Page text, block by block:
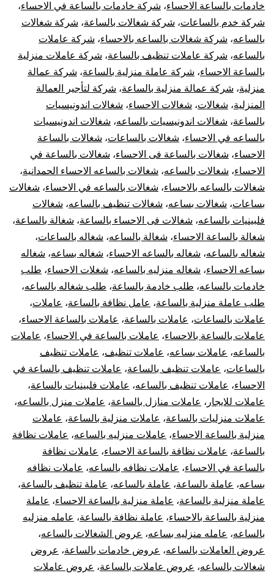
خادمات بالساعة الاحساء، شركة خادمات بالساعة في الاحساء،
شركة خدم بالساعات، شركة شغالات بالساعة، شركة شغالات
بالساعه، شركة شغالات بالساعه بالاحساء، شركة عاملات
بالساعه، شركة عاملات تنظيف بالساعة، شركة عاملات منزلية
بالساعة الاحساء، شركة عاملة منزلية بالساعة، شركة عمالة
منزلية، شركة عمالة منزلية بالساعة، شركة لتأجير العمالة
المنزلية، شغالات، شغالات الاحساء، شغالات اندونيسيات
بالساعة، شغالات اندونيسيات بالساعه، شغالات اندونيسيات
بالساعه في الاحساء، شغالات بالساعات، شغالات بالساعة
الاحساء، شغالات بالساعة فى الاحساء، شغالات بالساعة في
الاحساء، شغالات بالساعه، شغالات بالساعه الاحساء الحمدانية،
شغالات بالساعه بالاحساء، شغالات بالساعه في الاحساء، شغالات
بساعات، شغالات بساعه، شغالات تنظيف بالساعه، شغالات
فلبينيات بالساعه، شغالات فى الاحساء بالساعة، شغالة بالساعة،
شغالة بالساعة الاحساء، شغالة بالساعه، شغاله بالساعات،
شغاله بالساعه، شغاله بالساعه الاحساء، شغاله بساعه، شغاله
بساعه الاحساء، شغاله منزليه بالساعه، شغلات الاحساء، طلب
خادمات بالساعه، طلب خادمة بالساعة، طلب شغاله بالساعه،
طلب عاملة منزلية بالساعة، عامل نظافة بالساعة، عاملات،
عاملات بالساعات، عاملات بالساعة، عاملات بالساعة الاحساء،
عاملات بالساعة بالاحساء، عاملات بالساعة في الاحساء، عاملات
بالساعه، عاملات بساعه، عاملات تنظيف، عاملات تنظيف
بالساعات، عاملات تنظيف بالساعة، عاملات تنظيف بالساعة في
الاحساء، عاملات تنظيف بالساعه، عاملات فلبينيات بالساعة،
عاملات للايجار ، عاملات منازل بالساعة، عاملات منزل بالساعه،
عاملات منزليات بالساعة، عاملات منزلية بالساعة، عاملات
منزلية بالساعة الاحساء، عاملات منزليه بالساعه، عاملات نظافة
بالساعة، عاملات نظافة بالساعة الاحساء، عاملات نظافة
بالساعة في الاحساء، عاملات نظافه بالساعه، عاملات نظافه
بساعه، عاملة بالساعة، عاملة بالساعه، عاملة تنظيف بالساعة،
عاملة منزلية بالساعة، عاملة منزلية بالساعة الاحساء، عاملة
منزلية بالساعة بالاحساء، عاملة نظافة بالساعة، عامله منزليه
بالساعه، عامله منزليه بساعه، عروض الشغالات بالساعه،
عروض العاملات بالساعه، عروض خادمات بالساعة، عروض
شغالات بالساعه، عروض عاملات بالساعة، عروض عاملات